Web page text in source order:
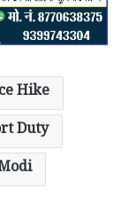
Hike
Duty